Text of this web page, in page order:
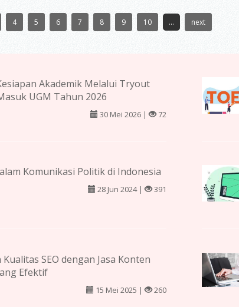
4 5 6 7 8 9 10 ... next
Akademik Melalui Tryout
UGM Tahun 2026
30 Mei 2026 | 72
Komunikasi Politik di Indonesia
28 Jun 2024 | 391
SEO dengan Jasa Konten
Efektif
15 Mei 2025 | 260